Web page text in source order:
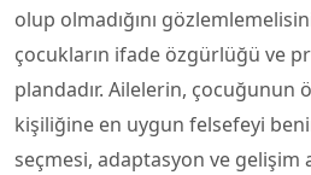
olup olmadığını
çocukların ifade özgürlüğü ve
plandadır. Ailelerin, çocuğunun
kişiliğine en uygun felsefeyi
seçmesi, adaptasyon ve gelişim